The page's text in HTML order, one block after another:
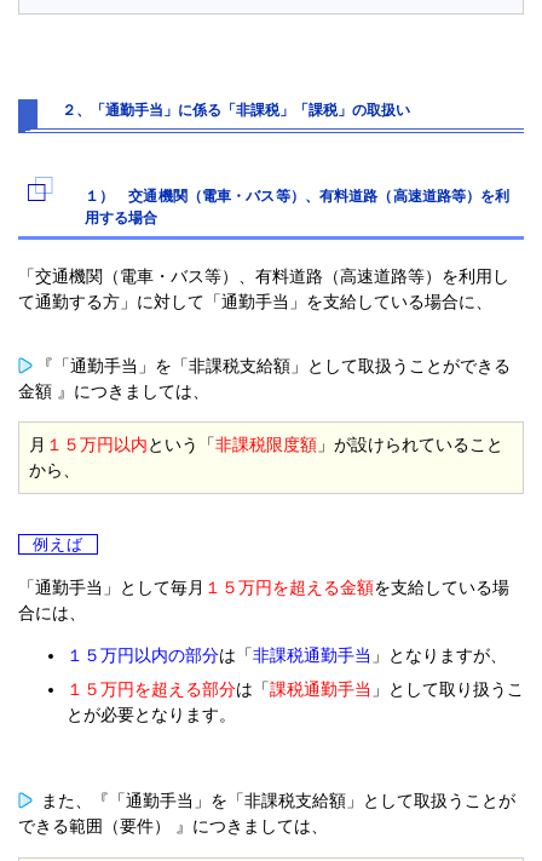
２、「通勤手当」に係る「非課税」「課税」の取扱い
１） 交通機関（電車・バス等）、有料道路（高速道路等）を利
用する場合
「交通機関（電車・バス等）、有料道路（高速道路等）を利用し
て通勤する方」に対して「通勤手当」を支給している場合に、
『「通勤手当」を「非課税支給額」として取扱うことができる
金額 』につきましては、
月 １５万円以内という「非課税限度額 」が設けられていること
から、
例えば
「通勤手当」として毎月 １５万円を超える金額を支給している場
合には、
１５万円以内の部分は「非課税通勤手当 」となりますが、
１５万円を超える部分は「課税通勤手当 」として取り扱うこ
とが必要となります。
また、『「通勤手当」を「非課税支給額」として取扱うことが
できる範囲（要件） 』につきましては、